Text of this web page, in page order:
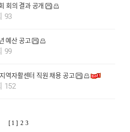
회의 결과 공개
93
예산 공고
99
역자활센터 직원 채용 공고
152
[ 1 ] 2 3